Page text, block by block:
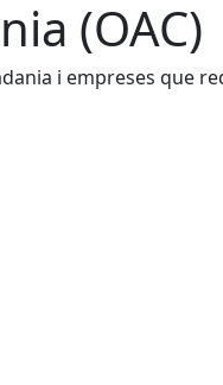
(OAC)
i empreses que